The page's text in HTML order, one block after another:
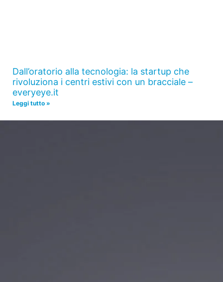
Dall’oratorio alla tecnologia: la startup che
rivoluziona i centri estivi con un bracciale –
everyeye.it
Leggi tutto »